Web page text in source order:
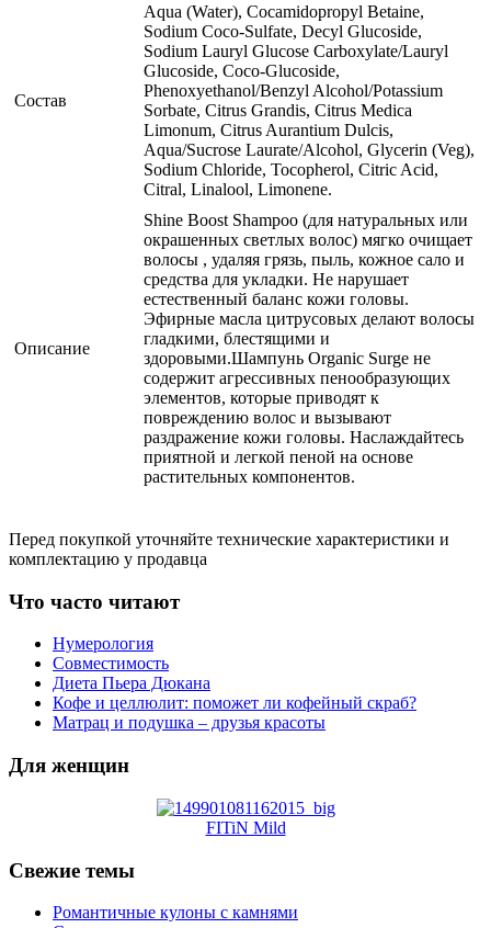
Состав
Аqua (Water), Cocamidopropyl Betaine,
Sodium Coco-Sulfate, Decyl Glucoside,
Sodium Lauryl Glucose Carboxylate/Lauryl
Glucoside, Coco-Glucoside,
Phenoxyethanol/Benzyl Alcohol/Potassium
Sorbate, Citrus Grandis, Citrus Medica
Limonum, Citrus Aurantium Dulcis,
Aqua/Sucrose Laurate/Alcohol, Glycerin (Veg),
Sodium Chloride, Tocopherol, Citric Acid,
Citral, Linalool, Limonene.
Описание
Shine Boost Shampoo (для натуральных или
окрашенных светлых волос) мягко очищает
волосы , удаляя грязь, пыль, кожное сало и
средства для укладки. Не нарушает
естественный баланс кожи головы.
Эфирные масла цитрусовых делают волосы
гладкими, блестящими и
здоровыми.Шампунь Organic Surge не
содержит агрессивных пенообразующих
элементов, которые приводят к
повреждению волос и вызывают
раздражение кожи головы. Наслаждайтесь
приятной и легкой пеной на основе
растительных компонентов.
Перед покупкой уточняйте технические характеристики и
комплектацию у продавца
Что часто читают
Нумерология
Совместимость
Диета Пьера Дюкана
Кофе и целлюлит: поможет ли кофейный скраб?
Матрац и подушка – друзья красоты
Для женщин
FITiN Mild
Свежие темы
Романтичные кулоны с камнями